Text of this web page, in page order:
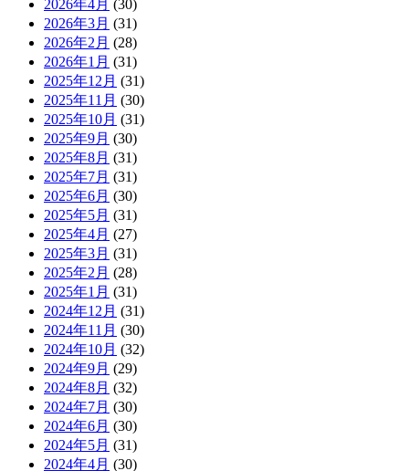
2026年4月 (30)
2026年3月 (31)
2026年2月 (28)
2026年1月 (31)
2025年12月 (31)
2025年11月 (30)
2025年10月 (31)
2025年9月 (30)
2025年8月 (31)
2025年7月 (31)
2025年6月 (30)
2025年5月 (31)
2025年4月 (27)
2025年3月 (31)
2025年2月 (28)
2025年1月 (31)
2024年12月 (31)
2024年11月 (30)
2024年10月 (32)
2024年9月 (29)
2024年8月 (32)
2024年7月 (30)
2024年6月 (30)
2024年5月 (31)
2024年4月 (30)